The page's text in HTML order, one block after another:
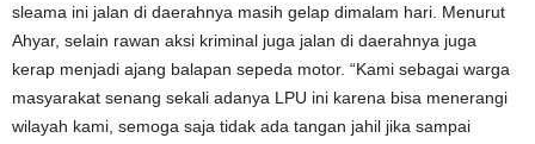
sleama ini jalan di daerahnya masih gelap dimalam hari. Menurut
Ahyar, selain rawan aksi kriminal juga jalan di daerahnya juga
kerap menjadi ajang balapan sepeda motor. “Kami sebagai warga
masyarakat senang sekali adanya LPU ini karena bisa menerangi
wilayah kami, semoga saja tidak ada tangan jahil jika sampai